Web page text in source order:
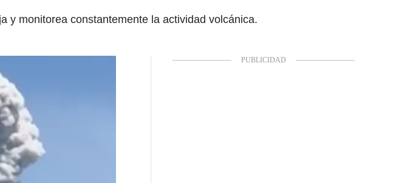
y monitorea constantemente la actividad volcánica.